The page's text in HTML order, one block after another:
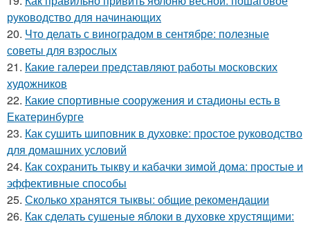
руководство для начинающих
20. Что делать с виноградом в сентябре: полезные
советы для взрослых
21. Какие галереи представляют работы московских
художников
22. Какие спортивные сооружения и стадионы есть в
Екатеринбурге
23. Как сушить шиповник в духовке: простое руководство
для домашних условий
24. Как сохранить тыкву и кабачки зимой дома: простые и
эффективные способы
25. Сколько хранятся тыквы: общие рекомендации
26. Как сделать сушеные яблоки в духовке хрустящими: